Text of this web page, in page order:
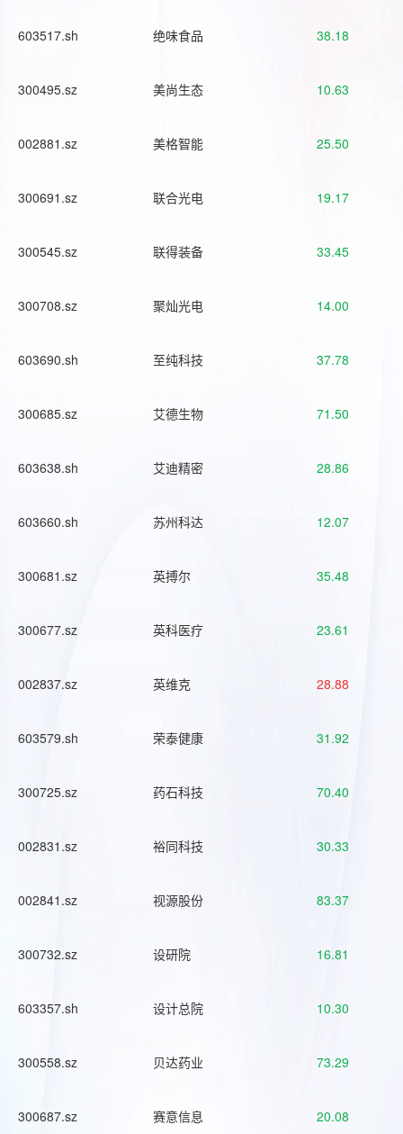
603517.sh 绝味食品 38.18
300495.sz 美尚生态 10.63
002881.sz 美格智能 25.50
300691.sz 联合光电 19.17
300545.sz 联得装备 33.45
300708.sz 聚灿光电 14.00
603690.sh 至纯科技 37.78
300685.sz 艾德生物 71.50
603638.sh 艾迪精密 28.86
603660.sh 苏州科达 12.07
300681.sz 英搏尔 35.48
300677.sz 英科医疗 23.61
002837.sz 英维克 28.88
603579.sh 荣泰健康 31.92
300725.sz 药石科技 70.40
002831.sz 裕同科技 30.33
002841.sz 视源股份 83.37
300732.sz 设研院 16.81
603357.sh 设计总院 10.30
300558.sz 贝达药业 73.29
300687.sz 赛意信息 20.08